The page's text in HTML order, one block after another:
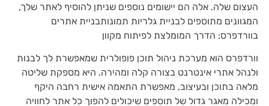
העצום שלה. אלה הם יישומים נוספים שניתן להוסיף לאתר שלך,
המגוונים מתוספים לבניית גלריות תמונותבניית אתרים
בוורדפרס: הדרך המומלצת לפיתוח מקוון
וורדפרס הוא מערכת ניהול תוכן פופולרית שמאפשרת לך לבנות
ולנהל אתרי אינטרנט בצורה קלה ומהירה. היא מספקת שליטה
מלאה בתוכן ובעיצוב, מאפשרת התאמה אישית רחבה היקף
ומכילה מאגר גדול של תוספים שיכולים להפוך כל אתר לחוויה